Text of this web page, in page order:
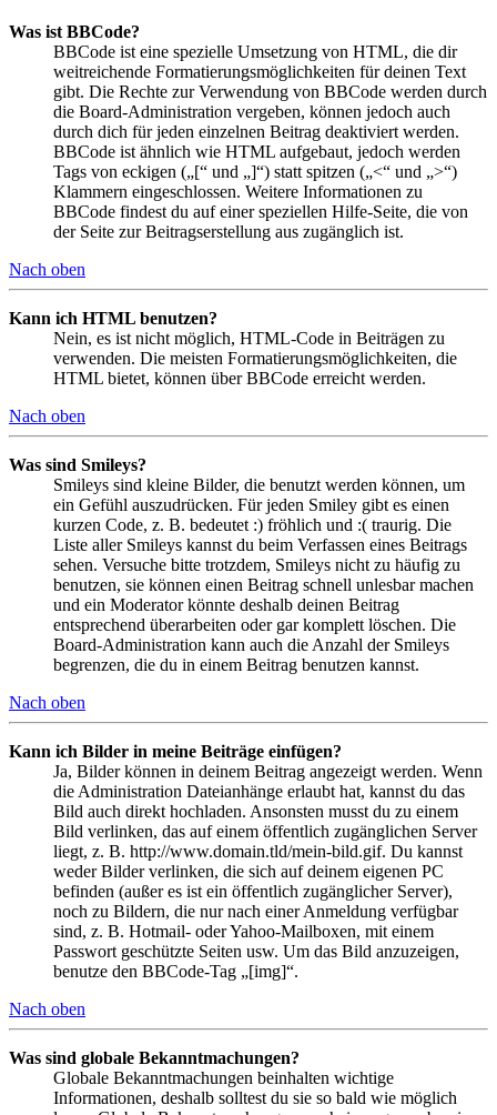
Was ist BBCode?
BBCode ist eine spezielle Umsetzung von HTML, die dir
weitreichende Formatierungsmöglichkeiten für deinen Text
gibt. Die Rechte zur Verwendung von BBCode werden durch
die Board-Administration vergeben, können jedoch auch
durch dich für jeden einzelnen Beitrag deaktiviert werden.
BBCode ist ähnlich wie HTML aufgebaut, jedoch werden
Tags von eckigen („[“ und „]“) statt spitzen („<“ und „>“)
Klammern eingeschlossen. Weitere Informationen zu
BBCode findest du auf einer speziellen Hilfe-Seite, die von
der Seite zur Beitragserstellung aus zugänglich ist.
Nach oben
Kann ich HTML benutzen?
Nein, es ist nicht möglich, HTML-Code in Beiträgen zu
verwenden. Die meisten Formatierungsmöglichkeiten, die
HTML bietet, können über BBCode erreicht werden.
Nach oben
Was sind Smileys?
Smileys sind kleine Bilder, die benutzt werden können, um
ein Gefühl auszudrücken. Für jeden Smiley gibt es einen
kurzen Code, z. B. bedeutet :) fröhlich und :( traurig. Die
Liste aller Smileys kannst du beim Verfassen eines Beitrags
sehen. Versuche bitte trotzdem, Smileys nicht zu häufig zu
benutzen, sie können einen Beitrag schnell unlesbar machen
und ein Moderator könnte deshalb deinen Beitrag
entsprechend überarbeiten oder gar komplett löschen. Die
Board-Administration kann auch die Anzahl der Smileys
begrenzen, die du in einem Beitrag benutzen kannst.
Nach oben
Kann ich Bilder in meine Beiträge einfügen?
Ja, Bilder können in deinem Beitrag angezeigt werden. Wenn
die Administration Dateianhänge erlaubt hat, kannst du das
Bild auch direkt hochladen. Ansonsten musst du zu einem
Bild verlinken, das auf einem öffentlich zugänglichen Server
liegt, z. B. http://www.domain.tld/mein-bild.gif. Du kannst
weder Bilder verlinken, die sich auf deinem eigenen PC
befinden (außer es ist ein öffentlich zugänglicher Server),
noch zu Bildern, die nur nach einer Anmeldung verfügbar
sind, z. B. Hotmail- oder Yahoo-Mailboxen, mit einem
Passwort geschützte Seiten usw. Um das Bild anzuzeigen,
benutze den BBCode-Tag „[img]“.
Nach oben
Was sind globale Bekanntmachungen?
Globale Bekanntmachungen beinhalten wichtige
Informationen, deshalb solltest du sie so bald wie möglich